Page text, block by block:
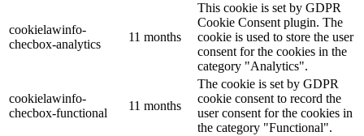
cookielawinfo-
checbox-analytics
11 months
This cookie is set by GDPR
Cookie Consent plugin. The
cookie is used to store the user
consent for the cookies in the
category "Analytics".
cookielawinfo-
checbox-functional
11 months
The cookie is set by GDPR
cookie consent to record the
user consent for the cookies in
the category "Functional".